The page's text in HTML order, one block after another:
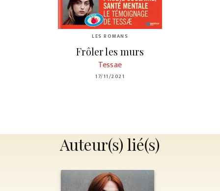
LES ROMANS
Frôler les murs
Tessae
17/11/2021
Auteur(s) lié(s)